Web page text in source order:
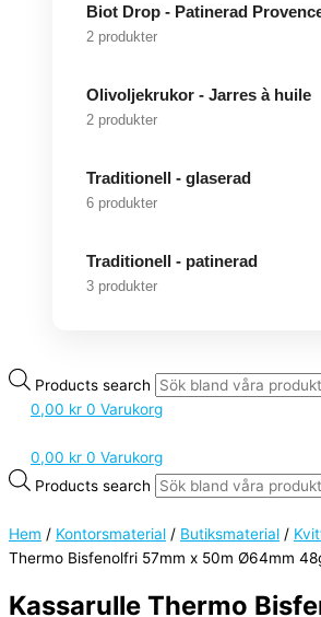
Biot Drop - Patinerad
2 produkter
Olivoljekrukor - Jarres à huile
2 produkter
Traditionell - glaserad
6 produkter
Traditionell - patinerad
3 produkter
Products search
0,00 kr 0 Varukorg
0,00 kr 0 Varukorg
Products search
Hem / Kontorsmaterial / Butiksmaterial /
Thermo Bisfenolfri 57mm x 50m Ø64mm
Kassarulle Thermo